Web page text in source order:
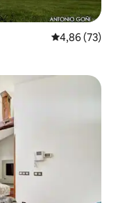
4,86 de uma
4,86 (73)